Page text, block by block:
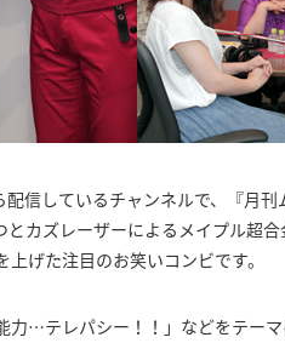
配信しているチャンネルで、『月
カズレーザーによるメイプル超
げた注目のお笑いコンビです。
力…テレパシー！！」などをテー